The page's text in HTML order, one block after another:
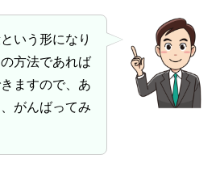
いう形になり
方法であれば
ますので、あ
がんばってみ